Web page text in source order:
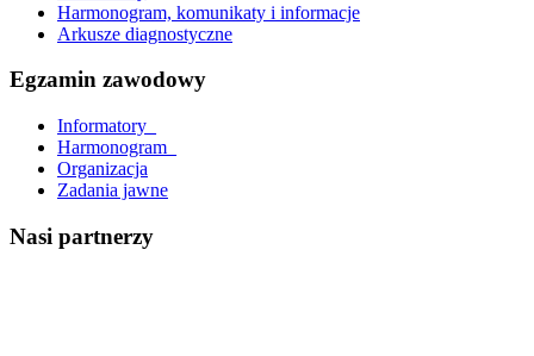
Harmonogram, komunikaty i informacje
Arkusze diagnostyczne
Egzamin zawodowy
Informatory_
Harmonogram_
Organizacja
Zadania jawne
Nasi partnerzy